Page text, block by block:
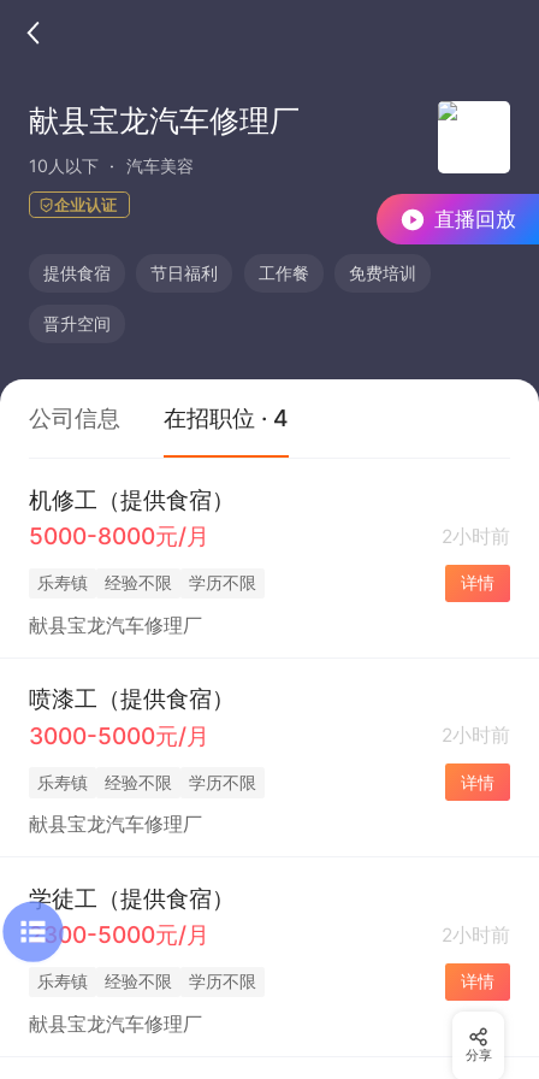
直播回放
献县宝龙汽车修理厂
10人以下 汽车美容
企业认证
提供食宿 节日福利 工作餐 免费培训
晋升空间
公司信息 在招职位 · 4
机修工（提供食宿）
5000-8000元/月
2小时前
乐寿镇 经验不限 学历不限 详情
献县宝龙汽车修理厂
喷漆工（提供食宿）
3000-5000元/月
2小时前
乐寿镇 经验不限 学历不限 详情
献县宝龙汽车修理厂
学徒工（提供食宿）
2300-5000元/月
2小时前
乐寿镇 经验不限 学历不限 详情
献县宝龙汽车修理厂
分享